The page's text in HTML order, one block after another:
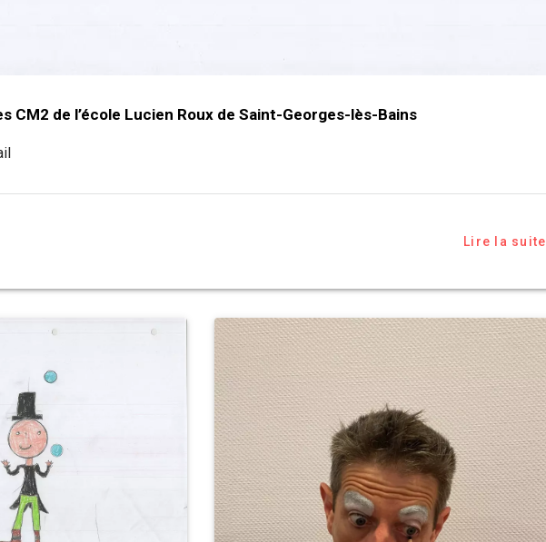
CM2 de l’école Lucien Roux de Saint-Georges-lès-Bains
Lire la suite